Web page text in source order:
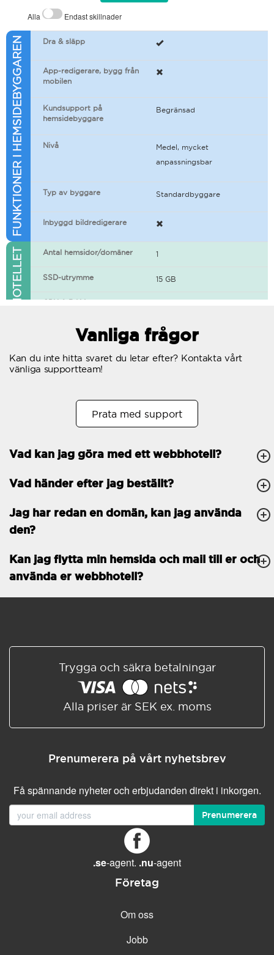
Alla Endast skillnader
FUNKTIONER I HEMSIDEBYGGAREN Dra & släpp
App-redigerare, bygg från
mobilen
Kundsupport på
hemsidebyggare
Begränsad
Nivå
Medel, mycket
anpassningsbar
Typ av byggare Standardbyggare
Inbyggd bildredigerare
FUNKTIONER I WEBBHOTELLET Antal hemsidor/domäner 1
SSD-utrymme 15 GB
CPU & RAM
Gratis SSL-certifikat
Antal samtidiga
Antal subdomäner Obegränsat
cPanel
FTP, SSH, GIT
Databaser Obegränsat
E-POSTFUNKTIONER
IMAP/CalDAV/CardDAV
Spamskydd Standard
Delad/Synkroniserad
adressbok
E-postfiltrering
Autosvar
Daglig säkerhetskopiering
telefonsupport
30 dagars kostnadsfritt test
Vanliga frågor
Kan du inte hitta svaret du letar efter? Kontakta vårt
vänliga supportteam!
Prata med support
Vad kan jag göra med ett webbhotell?
Vad händer efter jag beställt?
Jag har redan en domän, kan jag använda
den?
Kan jag flytta min hemsida och mail till er och
använda er webbhotell?
Trygga och säkra betalningar
Alla priser är SEK ex. moms
Prenumerera på vårt nyhetsbrev
Få spännande nyheter och erbjudanden direkt i inkorgen.
Prenumerera
.se-agent. .nu-agent
Företag
Om oss
Jobb